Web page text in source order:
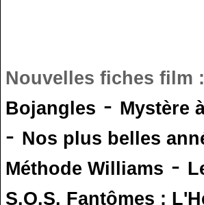
Nouvelles fiches film :
Bojangles - Mystère
- Nos plus belles
Méthode Williams -
S.O.S. Fantômes :